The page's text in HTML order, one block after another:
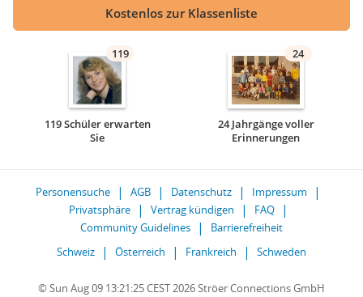
Kostenlos zur Klassenliste
119
119 Schüler erwarten
Sie
24
24 Jahrgänge voller
Erinnerungen
Personensuche AGB Datenschutz
Impressum
Privatsphäre
Vertrag kündigen
FAQ
Community Guidelines
Barrierefreiheit
Schweiz
Österreich Frankreich Schweden
© Sun Aug 09 13:21:25 CEST 2026 Ströer Connections GmbH